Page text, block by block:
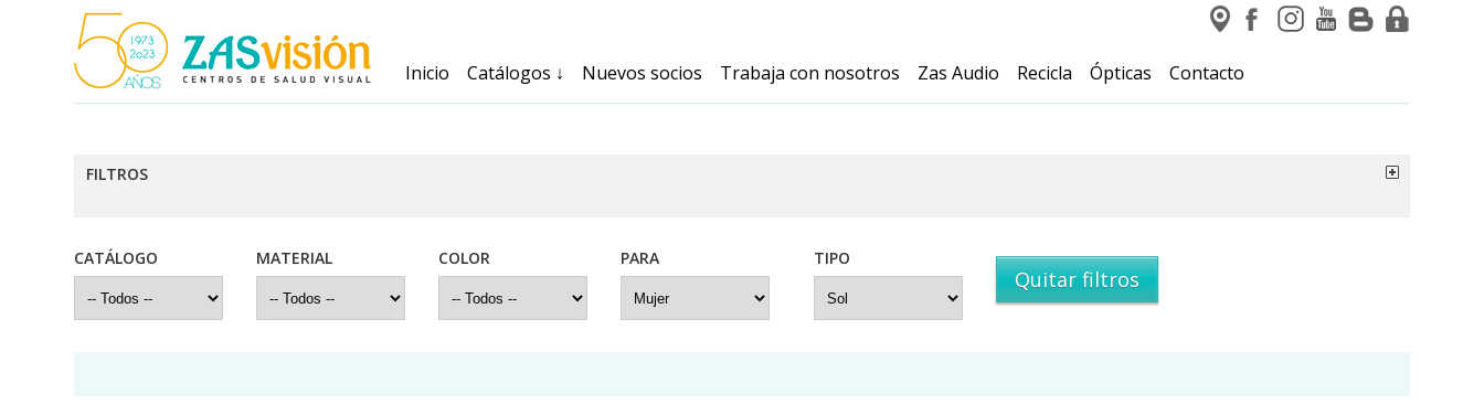
Inicio Catálogos ↓ Nuevos socios Trabaja con nosotros Zas Audio Recicla Ópticas Contacto
FILTROS
CATÁLOGO MATERIAL COLOR PARA TIPO
Quitar filtros